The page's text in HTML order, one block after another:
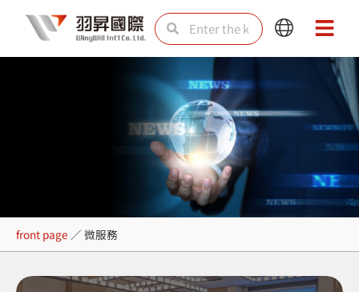
content
SearchSearch
Main
Menu
Main
Menu
微服務
front page ／ 微服務